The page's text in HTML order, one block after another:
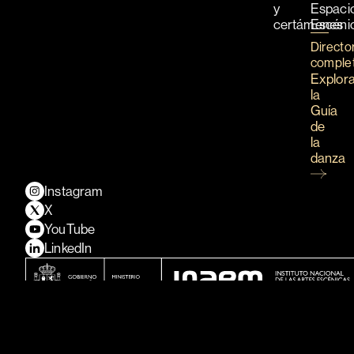
y
certámenes
la
Guía
de
la
danza
Instagram
X
YouTube
LinkedIn